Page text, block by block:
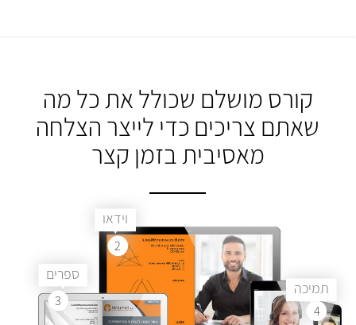
קורס מושלם שכולל את כל מה
שאתם צריכים כדי לייצר הצלחה
מאסיבית בזמן קצר
וידאו
2
ספרים
3
תמיכה
4